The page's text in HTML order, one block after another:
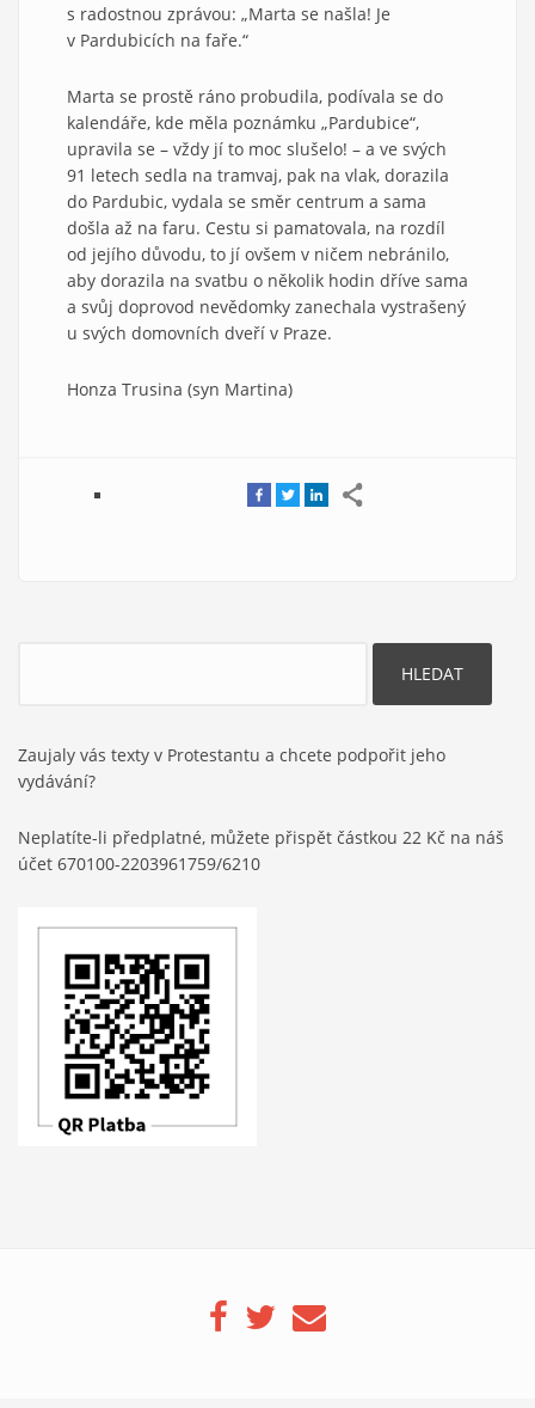
s radostnou zprávou: „Marta se našla! Je
v Pardubicích na faře.“
Marta se prostě ráno probudila, podívala se do
kalendáře, kde měla poznámku „Pardubice“,
upravila se – vždy jí to moc slušelo! – a ve svých
91 letech sedla na tramvaj, pak na vlak, dorazila
do Pardubic, vydala se směr centrum a sama
došla až na faru. Cestu si pamatovala, na rozdíl
od jejího důvodu, to jí ovšem v ničem nebránilo,
aby dorazila na svatbu o několik hodin dříve sama
a svůj doprovod nevědomky zanechala vystrašený
u svých domovních dveří v Praze.
Honza Trusina (syn Martina)
Zaujaly vás texty v Protestantu a chcete podpořit jeho
vydávání?
Neplatíte-li předplatné, můžete přispět částkou 22 Kč na náš
účet 670100-2203961759/6210